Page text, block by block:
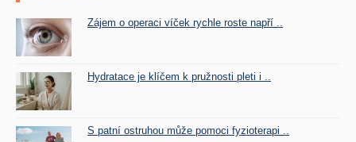
Zájem o operaci víček rychle roste napří ..
Hydratace je klíčem k pružnosti pleti i ..
S patní ostruhou může pomoci fyzioterapi ..